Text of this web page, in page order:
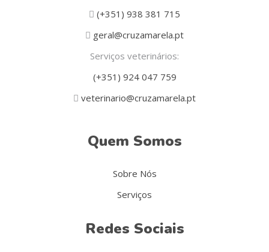
(+351) 938 381 715
geral@cruzamarela.pt
Serviços veterinários:
(+351) 924 047 759
veterinario@cruzamarela.pt
Quem Somos
Sobre Nós
Serviços
Redes Sociais